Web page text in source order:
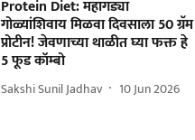
Protein Diet: महागड्या
गोळ्यांशिवाय मिळवा दिवसाला 50 ग्रॅम
प्रोटीन! जेवणाच्या थाळीत घ्या फक्त हे
5 फूड कॉम्बो
Sakshi Sunil Jadhav 10 Jun 2026